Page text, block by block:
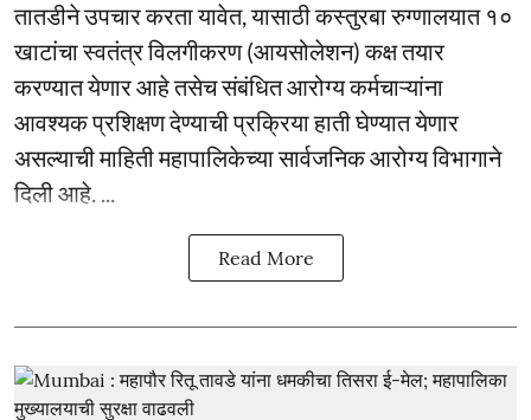
तातडीने उपचार करता यावेत, यासाठी कस्तुरबा रुग्णालयात १०
खाटांचा स्वतंत्र विलगीकरण (आयसोलेशन) कक्ष तयार
करण्यात येणार आहे तसेच संबंधित आरोग्य कर्मचाऱ्यांना
आवश्यक प्रशिक्षण देण्याची प्रक्रिया हाती घेण्यात येणार
असल्याची माहिती महापालिकेच्या सार्वजनिक आरोग्य विभागाने
दिली आहे. ...
Read More